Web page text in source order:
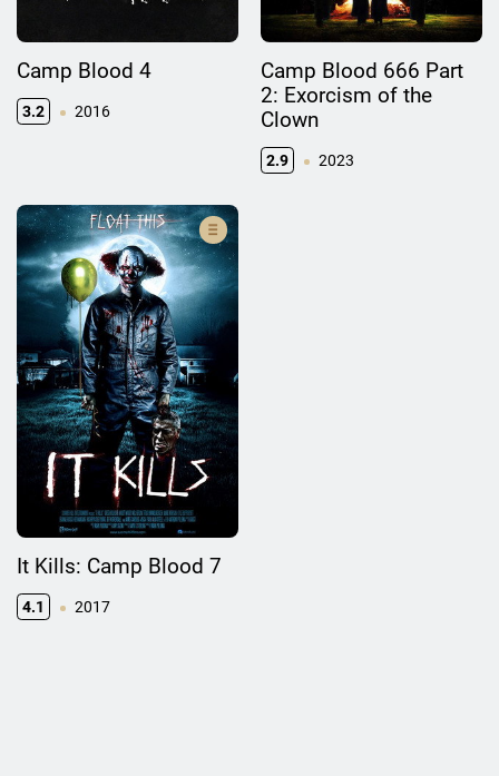
Camp Blood 4
3.2 2016
Camp Blood 666 Part
2: Exorcism of the
Clown
2.9 2023
It Kills: Camp Blood 7
4.1 2017